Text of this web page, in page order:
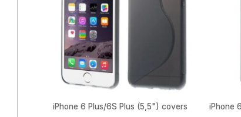
iPhone 6 Plus/6S Plus (5,5") covers iPhone